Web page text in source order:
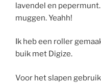
lavendel en
muggen. Yeahh!
Ik heb een roller
buik met Digize.
Voor het slapen